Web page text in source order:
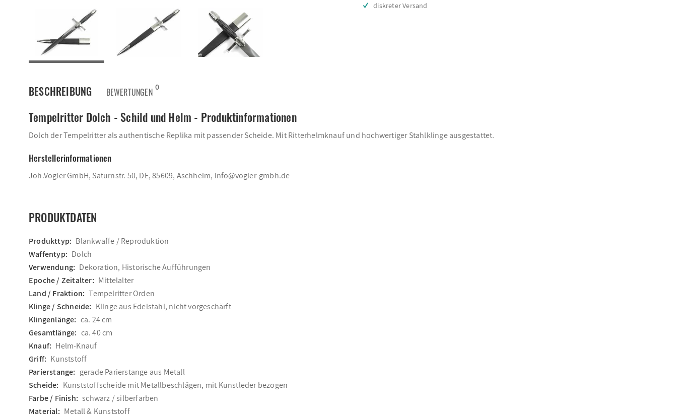
diskreter Versand
BESCHREIBUNG BEWERTUNGEN 0
Tempelritter Dolch - Schild und Helm - Produktinformationen
Dolch der Tempelritter als authentische Replika mit passender Scheide. Mit Ritterhelmknauf und hochwertiger Stahlklinge ausgestattet.
Herstellerinformationen
Joh.Vogler GmbH, Saturnstr. 50, DE, 85609, Aschheim, info@vogler-gmbh.de
PRODUKTDATEN
Produkttyp: Blankwaffe / Reproduktion
Waffentyp: Dolch
Verwendung: Dekoration, Historische Aufführungen
Epoche / Zeitalter: Mittelalter
Land / Fraktion: Tempelritter Orden
Klinge / Schneide: Klinge aus Edelstahl, nicht vorgeschärft
Klingenlänge: ca. 24 cm
Gesamtlänge: ca. 40 cm
Knauf: Helm-Knauf
Griff: Kunststoff
Parierstange: gerade Parierstange aus Metall
Scheide: Kunststoffscheide mit Metallbeschlägen, mit Kunstleder bezogen
Farbe / Finish: schwarz / silberfarben
Material: Metall & Kunststoff